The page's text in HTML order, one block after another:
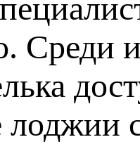
Среди
лоджии